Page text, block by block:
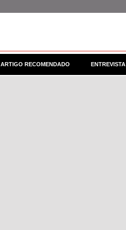
ARTIGO RECOMENDADO ENTREVISTA